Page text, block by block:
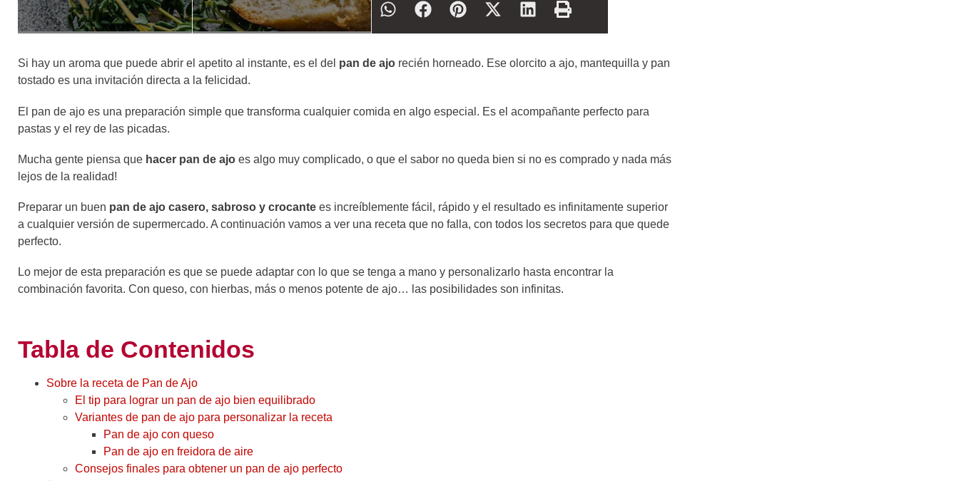
Si hay un aroma que puede abrir el apetito al instante, es el del pan de ajo recién horneado. Ese olorcito a ajo, mantequilla y pan
tostado es una invitación directa a la felicidad. ​​
El pan de ajo es una preparación simple que transforma cualquier comida en algo especial. Es el acompañante perfecto para
pastas y el rey de las picadas.
Mucha gente piensa que hacer pan de ajo es algo muy complicado, o que el sabor no queda bien si no es comprado y nada más
lejos de la realidad!
Preparar un buen pan de ajo casero, sabroso y crocante es increíblemente fácil, rápido y el resultado es infinitamente superior
a cualquier versión de supermercado. A continuación vamos a ver una receta que no falla, con todos los secretos para que quede
perfecto.
Lo mejor de esta preparación es que se puede adaptar con lo que se tenga a mano y personalizarlo hasta encontrar la
combinación favorita. Con queso, con hierbas, más o menos potente de ajo… las posibilidades son infinitas.
Tabla de Contenidos
Sobre la receta de Pan de Ajo
El tip para lograr un pan de ajo bien equilibrado
Variantes de pan de ajo para personalizar la receta
Pan de ajo con queso
Pan de ajo en freidora de aire
Consejos finales para obtener un pan de ajo perfecto